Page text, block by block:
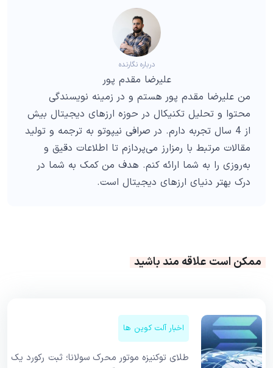
درباره نگارنده
علیرضا مقدم پور
من علیرضا مقدم پور هستم و در زمینه نویسندگی
محتوا و تحلیل تکنیکال در حوزه ارزهای دیجیتال بیش
از 4 سال تجربه دارم. در صرافی نیپوتو به ترجمه و تولید
مقالات مرتبط با رمزارز می‌پردازم تا اطلاعات دقیق و
به‌روزی را به شما ارائه کنم. هدف من کمک به شما در
درک بهتر دنیای ارزهای دیجیتال است.
ممکن است علاقه مند باشید
اخبار آلت کوین ها
طلای توکنیزه موتور محرک سولانا؛ ثبت رکورد یک